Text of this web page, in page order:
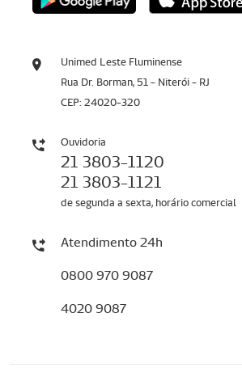
Unimed Leste Fluminense
Rua Dr. Borman, 51 - Niterói - RJ
CEP: 24020-320
Ouvidoria
21 3803-1120
21 3803-1121
de segunda a sexta, horário comercial
Atendimento 24h
0800 970 9087
4020 9087